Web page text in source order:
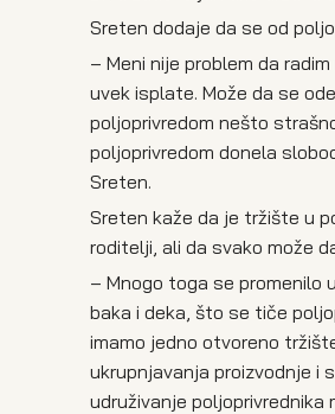
Sreten dodaje da se od
– Meni nije problem da
uvek isplate. Može da se
poljoprivredom nešto
poljoprivredom donela
Sreten.
Sreten kaže da je tržište u
roditelji, ali da svako može
– Mnogo toga se promenilo
baka i deka, što se tiče
imamo jedno otvoreno
ukrupnjavanja proizvodnje i
udruživanje poljoprivrednika